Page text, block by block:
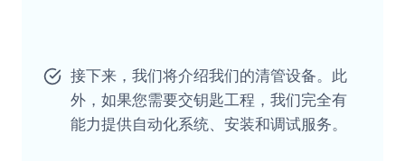
接下来，我们将介绍我们的清管设备。此
外，如果您需要交钥匙工程，我们完全有
能力提供自动化系统、安装和调试服务。